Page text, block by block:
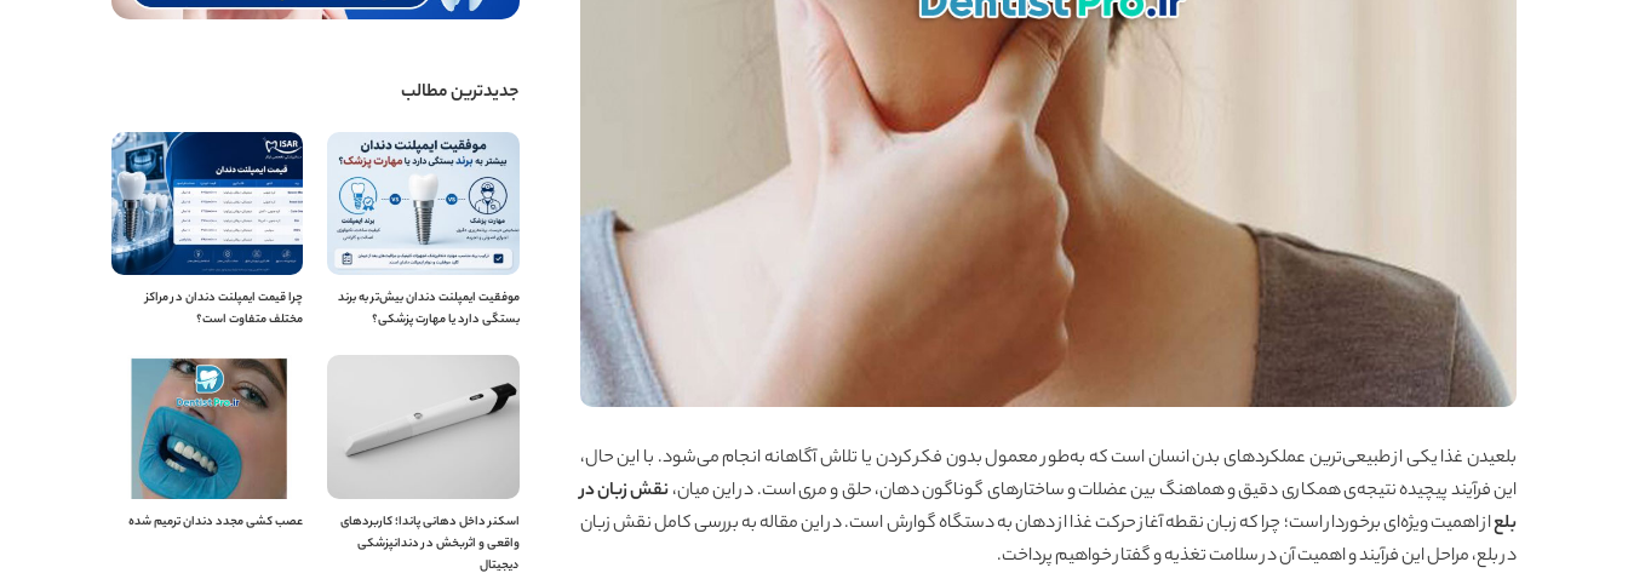
بلعیدن غذا یکی از طبیعی‌ترین عملکردهای بدن انسان است که به‌طور معمول بدون فکر کردن یا تلاش آگاهانه انجام می‌شود. با این حال،
این فرآیند پیچیده نتیجه‌ی همکاری دقیق و هماهنگ بین عضلات و ساختارهای گوناگون دهان، حلق و مری است. در این میان،نقش زبان در
بلعاز اهمیت ویژه‌ای برخوردار است؛ چرا که زبان نقطه آغاز حرکت غذا از دهان به دستگاه گوارش است. در این مقاله به بررسی کامل نقش زبان
در بلع، مراحل این فرآیند و اهمیت آن در سلامت تغذیه و گفتار خواهیم پرداخت.
جدیدترین مطالب
موفقیت ایمپلنت دندان بیش‌تر به برند
بستگی دارد یا مهارت پزشکی؟
چرا قیمت ایمپلنت دندان در مراکز
مختلف متفاوت است؟
اسکنر داخل دهانی پاندا؛ کاربردهای
واقعی و اثربخش در دندانپزشکی
دیجیتال
عصب کشی مجدد دندان ترمیم شده